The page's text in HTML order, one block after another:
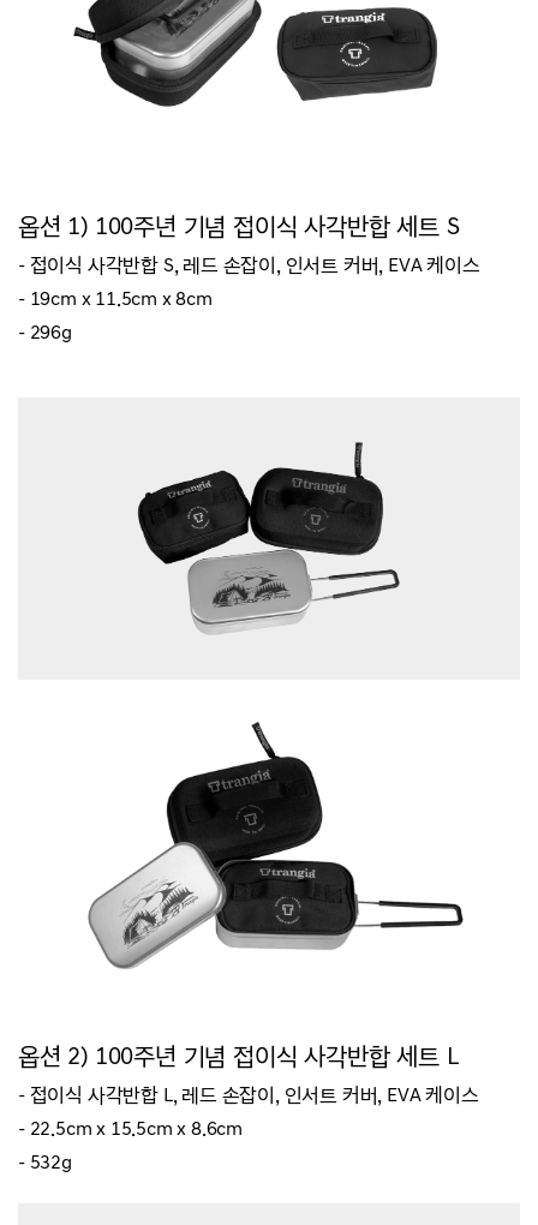
옵션 1) 100주년 기념 접이식 사각반합 세트 S
- 접이식 사각반합 S, 레드 손잡이, 인서트 커버, EVA 케이스
- 19cm x 11.5cm x8cm
- 296g
옵션 2) 100주년 기념 접이식 사각반합 세트 L
- 접이식 사각반합 L, 레드 손잡이, 인서트 커버, EVA 케이스
- 22.5cm x 15.5cm x8.6cm
- 532g